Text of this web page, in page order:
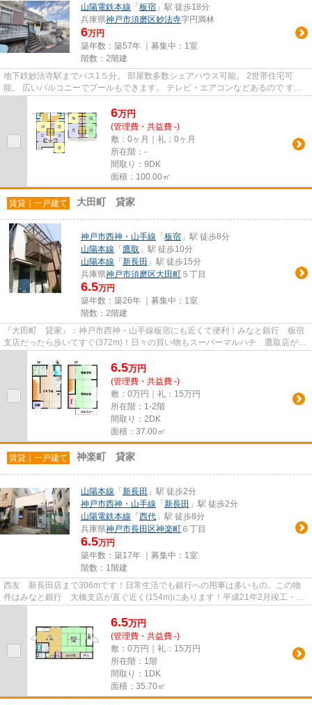
山陽電鉄本線 「 板宿 」駅 徒歩18分
兵庫県神戸市須磨区妙法寺字円満林
6万円
築年数：築57年 ｜募集中： 1室
階数：2階建
地下鉄妙法寺駅までバス1５分。 部屋数多数シェアハウス可能。 2世帯住宅可
能。 広いバルコニーでプールもできます。 テレビ・エアコンなどあるので すぐ
6万円
(管理費・共益費 -)
敷：0ヶ月｜礼：0ヶ月
所在階：-
間取り：9DK
面積：100.00㎡
賃貸｜一戸建て 大田町 貸家
神戸市西神・山手線 「 板宿 」駅 徒歩8分
山陽本線 「 鷹取 」駅 徒歩10分
山陽本線 「 新長田 」駅 徒歩15分
兵庫県神戸市須磨区大田町 ５丁目
6.5万円
築年数：築26年 ｜募集中： 1室
階数：2階建
『大田町 貸家』：神戸市西神・山手線板宿にも近くて便利！みなと銀行 板宿
支店だったら歩いてすぐ(372m)！日々の買い物もスーパーマルハチ 鷹取店があ
6.5万円
(管理費・共益費 -)
敷：0万円｜礼：15万円
所在階：1-2階
間取り：2DK
面積：37.00㎡
賃貸｜一戸建て 神楽町 貸家
山陽本線 「 新長田 」駅 徒歩2分
神戸市西神・山手線 「 新長田 」駅 徒歩2分
山陽電鉄本線 「 西代 」駅 徒歩8分
兵庫県神戸市長田区神楽町 ６丁目
6.5万円
築年数：築17年 ｜募集中： 1室
階数：1階建
西友 新長田店まで306mです！日常生活でも銀行への用事は多いもの。この物
件はみなと銀行 大橋支店が直ぐ近く(154m)にあります！平成21年2月竣工・築
6.5万円
(管理費・共益費 -)
敷：0万円｜礼：15万円
所在階：1階
間取り：1DK
面積：35.70㎡